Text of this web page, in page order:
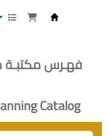
فهـرس مكتبـة
Catalog